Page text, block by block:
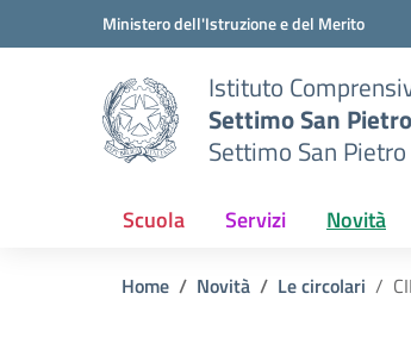
Vai ai contenuti
Vai al menu di navigazioneMinistero dell'Istruzione e del Merito
Istituto
Settimo San Pietro
Settimo San Pietro
Scuola Servizi Novità
Home Novità Le circolari